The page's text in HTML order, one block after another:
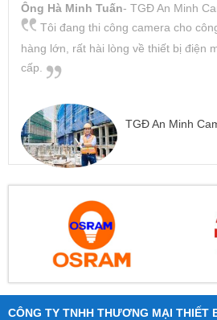
Ông Hà Minh Tuấn- TGĐ An Minh
Tôi đang thi công camera cho
hàng lớn, rất hài lòng về thiết bị điện
cấp.
TGĐ An Minh
CÔNG TY TNHH THƯƠNG MẠI THIẾT